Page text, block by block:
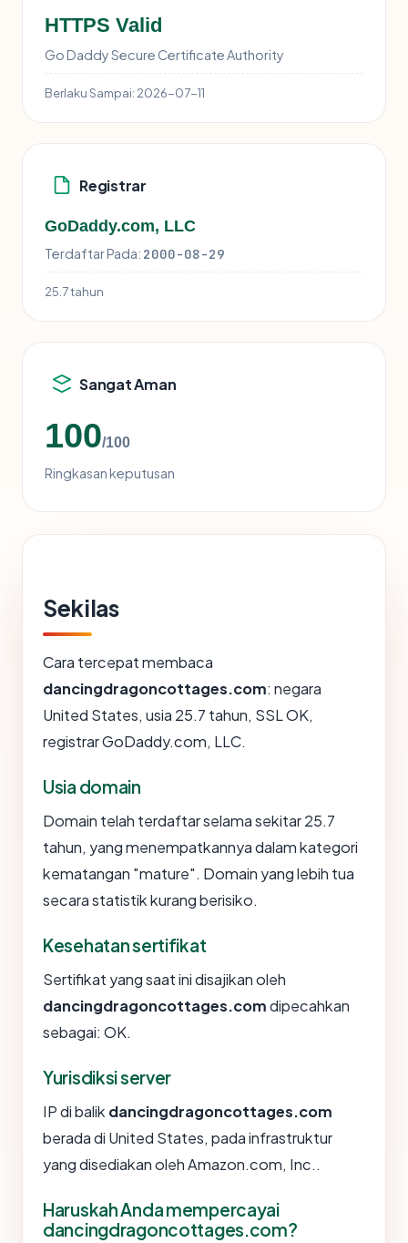
HTTPS Valid
Go Daddy Secure Certificate Authority
Berlaku Sampai: 2026-07-11
Registrar
GoDaddy.com, LLC
Terdaftar Pada: 2000-08-29
25.7 tahun
Sangat Aman
100/100
Ringkasan keputusan
Sekilas
Cara tercepat membaca
dancingdragoncottages.com: negara
United States, usia 25.7 tahun, SSL OK,
registrar GoDaddy.com, LLC.
Usia domain
Domain telah terdaftar selama sekitar 25.7
tahun, yang menempatkannya dalam kategori
kematangan "mature". Domain yang lebih tua
secara statistik kurang berisiko.
Kesehatan sertifikat
Sertifikat yang saat ini disajikan oleh
dancingdragoncottages.comdipecahkan
sebagai: OK.
Yurisdiksi server
IP di balik dancingdragoncottages.com
berada di United States, pada infrastruktur
yang disediakan oleh Amazon.com, Inc..
Haruskah Anda mempercayai
dancingdragoncottages.com?